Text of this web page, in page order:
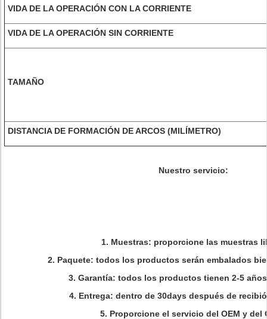
VIDA DE LA OPERACIÓN CON LA CORRIENTE
VIDA DE LA OPERACIÓN SIN CORRIENTE
TAMAÑO
DISTANCIA DE FORMACIÓN DE ARCOS (MILÍMETRO)
Nuestro servicio:
1. Muestras: proporcione las muestras
2. Paquete: todos los productos serán embalados
3. Garantía: todos los productos tienen 2-5
4. Entrega: dentro de 30days después de
5. Proporcione el servicio del OEM y del